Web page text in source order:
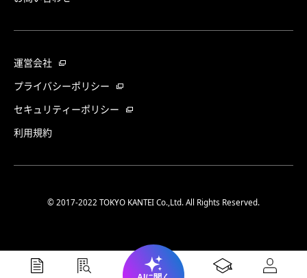
運営会社
プライバシーポリシー
セキュリティーポリシー
利用規約
© 2017-2022 TOKYO KANTEI Co.,Ltd. All Rights Reserved.